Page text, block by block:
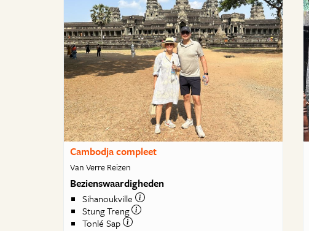
Cambodja compleet
Van Verre Reizen
Bezienswaardigheden
Sihanoukville
Stung Treng
Tonlé Sap